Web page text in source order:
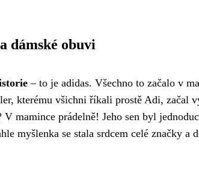
dámské obuvi
– to je adidas. Všechno to začalo v
kterému všichni říkali prostě Adi, začal
mamince prádelně! Jeho sen byl
myšlenka se stala srdcem celé značky a